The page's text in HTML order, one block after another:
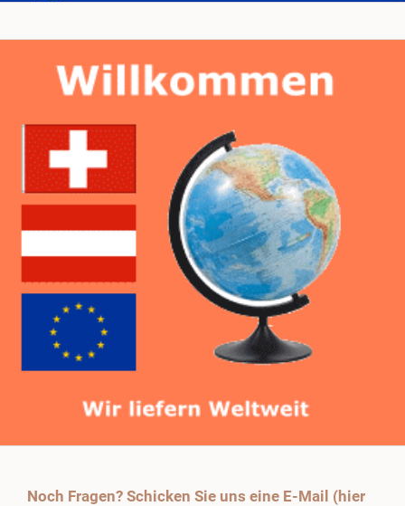
Noch Fragen? Schicken Sie uns eine E-Mail (hier